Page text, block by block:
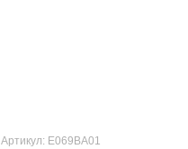
Артикул: E069BA01